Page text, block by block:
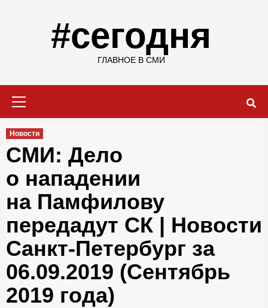
#сегодня
ГЛАВНОЕ В СМИ
Новости
СМИ: Дело
о нападении
на Памфилову
передадут СК | Новости
Санкт-Петербург за
06.09.2019 (Сентябрь
2019 года)